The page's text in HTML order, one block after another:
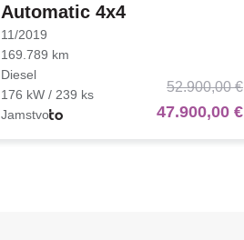
Automatic 4x4
11/2019
169.789 km
Diesel
176 kW / 239 ks
Jamstvo
52.900,00 €
47.900,00 €